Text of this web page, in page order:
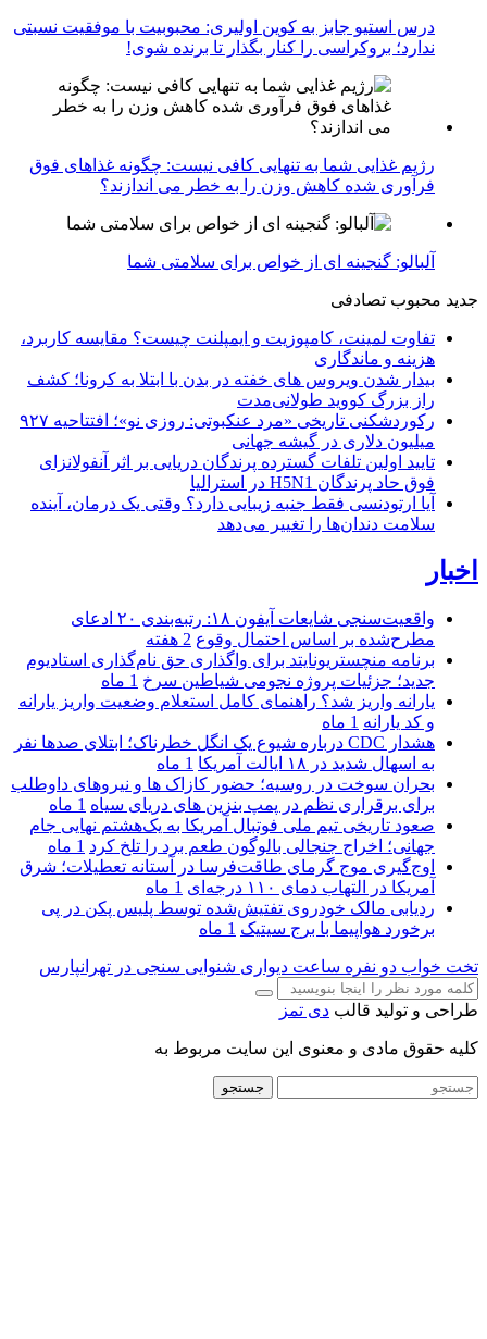
درس استیو جابز به کوین اولیری: محبوبیت با موفقیت نسبتی
ندارد؛ بروکراسی را کنار بگذار تا برنده شوی!
رژیم غذایی شما به تنهایی کافی نیست: چگونه غذاهای فوق
فرآوری شده کاهش وزن را به خطر می اندازند؟
آلبالو: گنجینه ای از خواص برای سلامتی شما
جدید محبوب تصادفی
تفاوت لمینت، کامپوزیت و ایمپلنت چیست؟ مقایسه کاربرد،
هزینه و ماندگاری
بیدار شدن ویروس‌ های خفته در بدن با ابتلا به کرونا؛ کشف
راز بزرگ کووید طولانی‌مدت
رکوردشکنی تاریخی «مرد عنکبوتی: روزی نو»؛ افتتاحیه ۹۲۷
میلیون دلاری در گیشه جهانی
تایید اولین تلفات گسترده پرندگان دریایی بر اثر آنفولانزای
فوق حاد پرندگان H5N1 در استرالیا
آیا ارتودنسی فقط جنبه زیبایی دارد؟ وقتی یک درمان، آینده
سلامت دندان‌ها را تغییر می‌دهد
اخبار
واقعیت‌سنجی شایعات آیفون ۱۸: رتبه‌بندی ۲۰ ادعای
مطرح‌شده بر اساس احتمال وقوع 2 هفته
برنامه منچستریونایتد برای واگذاری حق نام‌گذاری استادیوم
جدید؛ جزئیات پروژه نجومی شیاطین سرخ 1 ماه
یارانه واریز شد؟ راهنمای کامل استعلام وضعیت واریز یارانه
و کد یارانه 1 ماه
هشدار CDC درباره شیوع یک انگل خطرناک؛ ابتلای صدها نفر
به اسهال شدید در ۱۸ ایالت آمریکا
1 ماه
بحران سوخت در روسیه؛ حضور کازاک‌ ها و نیروهای داوطلب
برای برقراری نظم در پمپ بنزین‌ های دریای سیاه 1 ماه
صعود تاریخی تیم ملی فوتبال آمریکا به یک‌هشتم نهایی جام
جهانی؛ اخراج جنجالی بالوگون طعم برد را تلخ کرد 1 ماه
اوج‌گیری موج گرمای طاقت‌فرسا در آستانه تعطیلات؛ شرق
آمریکا در التهاب دمای ۱۱۰ درجه‌ای
1 ماه
ردیابی مالک خودروی تفتیش‌شده توسط پلیس پکن در پی
برخورد هواپیما با برج سیتیک 1 ماه
تخت خواب دو نفره ساعت دیواری شنوایی سنجی در تهرانپارس
طراحی و تولید قالب دی تمز
کلیه حقوق مادی و معنوی این سایت مربوط به
جستجو